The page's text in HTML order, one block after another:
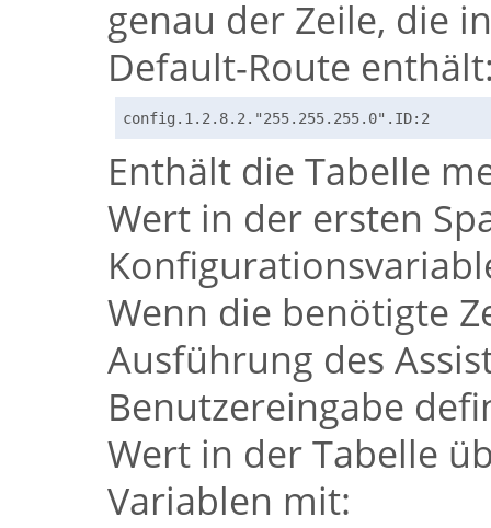
genau der Zeile, die
Default-Route
config.1.2.8.2."255.255.255.0".ID:2
Enthält die Tabelle
Wert in der ersten
Wenn die benötigte
Ausführung des
Benutzereingabe
Wert in der Tabelle
Variablen mit: